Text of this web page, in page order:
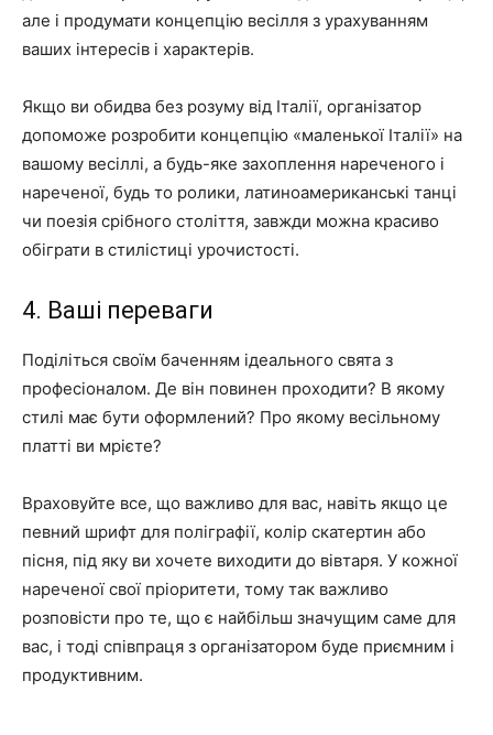
але і продумати концепцію весілля з урахуванням
ваших інтересів і характерів.
Якщо ви обидва без розуму від Італії, організатор
допоможе розробити концепцію «маленької Італії» на
вашому весіллі, а будь-яке захоплення нареченого і
нареченої, будь то ролики, латиноамериканські танці
чи поезія срібного століття, завжди можна красиво
обіграти в стилістиці урочистості.
4. Ваші переваги
Поділіться своїм баченням ідеального свята з
професіоналом. Де він повинен проходити? В якому
стилі має бути оформлений? Про якому весільному
платті ви мрієте?
Враховуйте все, що важливо для вас, навіть якщо це
певний шрифт для поліграфії, колір скатертин або
пісня, під яку ви хочете виходити до вівтаря. У кожної
нареченої свої пріоритети, тому так важливо
розповісти про те, що є найбільш значущим саме для
вас, і тоді співпраця з організатором буде приємним і
продуктивним.